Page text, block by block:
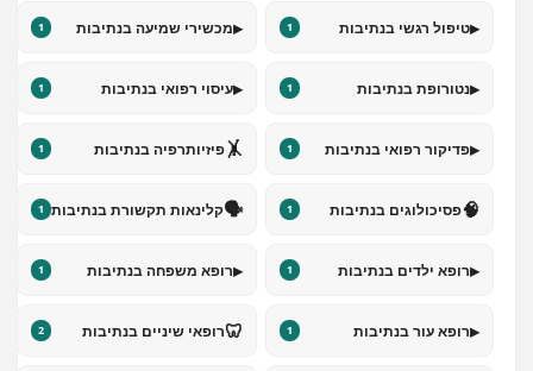
▸טיפול רגשי בנתיבות 1
▸מכשירי שמיעה בנתיבות 1
▸נטורופת בנתיבות 1
▸עיסוי רפואי בנתיבות 1
▸פדיקור רפואי בנתיבות 1
🤸פיזיותרפיה בנתיבות 1
🧠פסיכולוגים בנתיבות 1
🗣️קלינאות תקשורת בנתיבות 1
▸רופא ילדים בנתיבות 1
▸רופא משפחה בנתיבות 1
▸רופא עור בנתיבות 1
🦷רופאי שיניים בנתיבות 2